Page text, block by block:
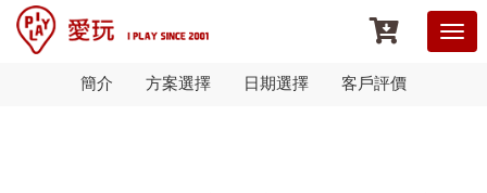
簡介 方案選擇 日期選擇 客戶評價